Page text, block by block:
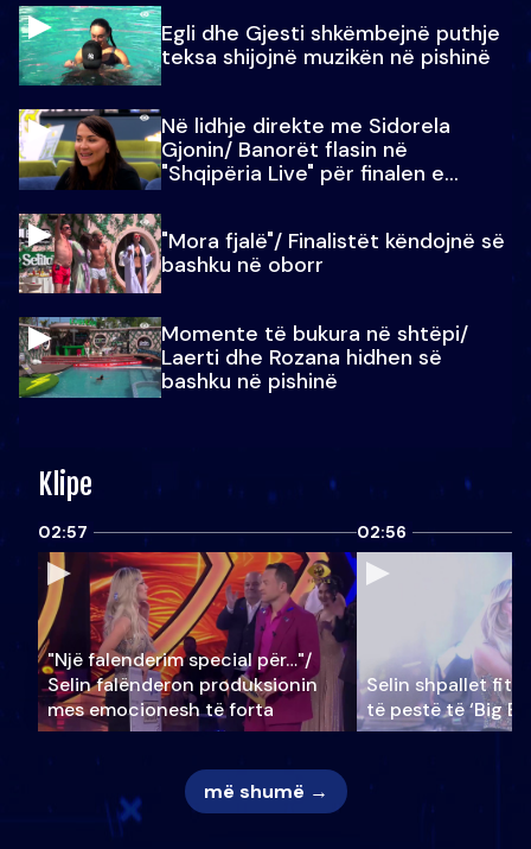
Egli dhe Gjesti shkëmbejnë puthje
teksa shijojnë muzikën në pishinë
Në lidhje direkte me Sidorela
Gjonin/ Banorët flasin në
"Shqipëria Live" për finalen e
"Mora fjalë"/ Finalistët këndojnë së
bashku në oborr
Momente të bukura në shtëpi/
Laerti dhe Rozana hidhen së
bashku në pishinë
Klipe
02:57
"Një falenderim special për…"/
Selin falënderon produksionin
mes emocionesh të forta
02:56
Selin shpallet
të pestë të ‘Big
më shumë →